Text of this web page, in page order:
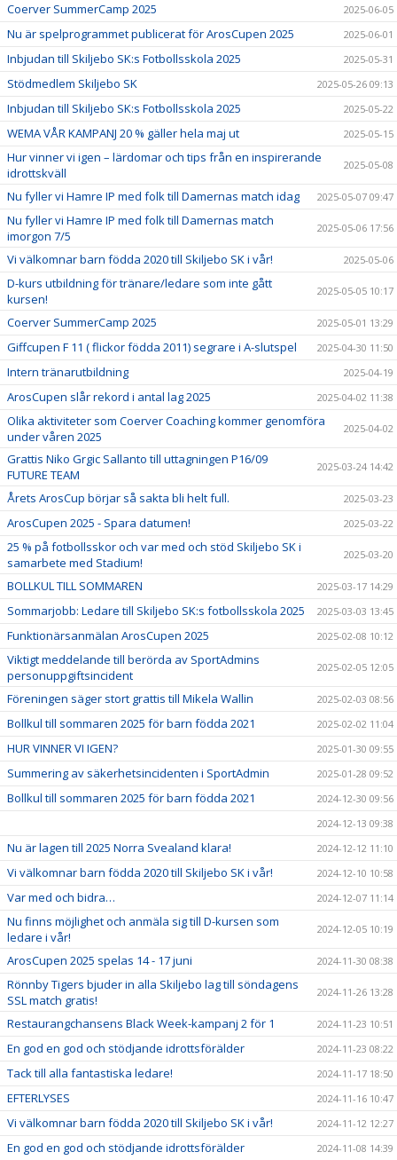
Coerver SummerCamp 2025 2025-06-05
Nu är spelprogrammet publicerat för ArosCupen 2025 2025-06-01
Inbjudan till Skiljebo SK:s Fotbollsskola 2025 2025-05-31
Stödmedlem Skiljebo SK 2025-05-26 09:13
Inbjudan till Skiljebo SK:s Fotbollsskola 2025 2025-05-22
WEMA VÅR KAMPANJ 20 % gäller hela maj ut 2025-05-15
Hur vinner vi igen – lärdomar och tips från en inspirerande
idrottskväll
2025-05-08
Nu fyller vi Hamre IP med folk till Damernas match idag 2025-05-07 09:47
Nu fyller vi Hamre IP med folk till Damernas match
imorgon 7/5
2025-05-06 17:56
Vi välkomnar barn födda 2020 till Skiljebo SK i vår! 2025-05-06
D-kurs utbildning för tränare/ledare som inte gått
kursen!
2025-05-05 10:17
Coerver SummerCamp 2025 2025-05-01 13:29
Giffcupen F 11 ( flickor födda 2011) segrare i A-slutspel 2025-04-30 11:50
Intern tränarutbildning 2025-04-19
ArosCupen slår rekord i antal lag 2025 2025-04-02 11:38
Olika aktiviteter som Coerver Coaching kommer genomföra
under våren 2025
2025-04-02
Grattis Niko Grgic Sallanto till uttagningen P16/09
FUTURE TEAM
2025-03-24 14:42
Årets ArosCup börjar så sakta bli helt full. 2025-03-23
ArosCupen 2025 - Spara datumen! 2025-03-22
25 % på fotbollsskor och var med och stöd Skiljebo SK i
samarbete med Stadium!
2025-03-20
BOLLKUL TILL SOMMAREN 2025-03-17 14:29
Sommarjobb: Ledare till Skiljebo SK:s fotbollsskola 2025 2025-03-03 13:45
Funktionärsanmälan ArosCupen 2025 2025-02-08 10:12
Viktigt meddelande till berörda av SportAdmins
personuppgiftsincident
2025-02-05 12:05
Föreningen säger stort grattis till Mikela Wallin 2025-02-03 08:56
Bollkul till sommaren 2025 för barn födda 2021 2025-02-02 11:04
HUR VINNER VI IGEN? 2025-01-30 09:55
Summering av säkerhetsincidenten i SportAdmin 2025-01-28 09:52
Bollkul till sommaren 2025 för barn födda 2021
2024-12-30 09:56
2024-12-13 09:38
Nu är lagen till 2025 Norra Svealand klara! 2024-12-12 11:10
Vi välkomnar barn födda 2020 till Skiljebo SK i vår! 2024-12-10 10:58
Var med och bidra… 2024-12-07 11:14
Nu finns möjlighet och anmäla sig till D-kursen som
ledare i vår!
2024-12-05 10:19
ArosCupen 2025 spelas 14 - 17 juni 2024-11-30 08:38
Rönnby Tigers bjuder in alla Skiljebo lag till söndagens
SSL match gratis!
2024-11-26 13:28
Restaurangchansens Black Week-kampanj 2 för 1 2024-11-23 10:51
En god en god och stödjande idrottsförälder 2024-11-23 08:22
Tack till alla fantastiska ledare! 2024-11-17 18:50
EFTERLYSES 2024-11-16 10:47
Vi välkomnar barn födda 2020 till Skiljebo SK i vår! 2024-11-12 12:27
En god en god och stödjande idrottsförälder 2024-11-08 14:39